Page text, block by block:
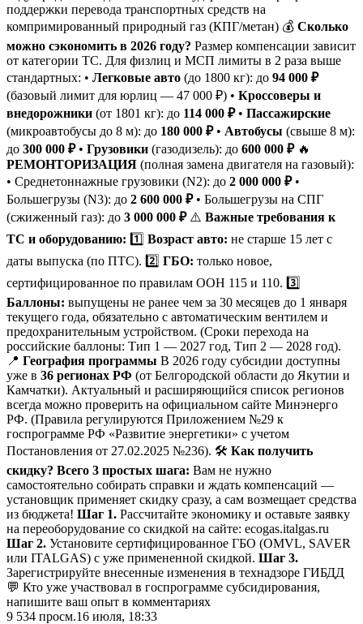
поддержки перевода транспортных средств на
компримированный природный газ (КПГ/метан) 💰 Сколько
можно сэкономить в 2026 году? Размер компенсации зависит
от категории ТС. Для физлиц и МСП лимиты в 2 раза выше
стандартных: • Легковые авто (до 1800 кг): до 94 000 ₽
(базовый лимит для юрлиц — 47 000 ₽) • Кроссоверы и
внедорожники (от 1801 кг): до 114 000 ₽• Пассажирские
(микроавтобусы до 8 м): до 180 000 ₽• Автобусы (свыше 8 м):
до 300 000 ₽• Грузовики (газодизель): до 600 000 ₽🔥
РЕМОНТОРИЗАЦИЯ (полная замена двигателя на газовый):
• Среднетоннажные грузовики (N2): до 2 000 000 ₽•
Большегрузы (N3): до 2 600 000 ₽• Большегрузы на СПГ
(сжиженный газ): до 3 000 000 ₽⚠️ Важные требования к
ТС и оборудованию: 1️⃣ Возраст авто: не старше 15 лет с
даты выпуска (по ПТС). 2️⃣ ГБО: только новое,
сертифицированное по правилам ООН 115 и 110. 3️⃣
Баллоны: выпущены не ранее чем за 30 месяцев до 1 января
текущего года, обязательно с автоматическим вентилем и
предохранительным устройством. (Сроки перехода на
российские баллоны: Тип 1 — 2027 год, Тип 2 — 2028 год).
📍 География программы В 2026 году субсидии доступны
уже в 36 регионах РФ (от Белгородской области до Якутии и
Камчатки). Актуальный и расширяющийся список регионов
всегда можно проверить на официальном сайте Минэнерго
РФ. (Правила регулируются Приложением №29 к
госпрограмме РФ «Развитие энергетики» с учетом
Постановления от 27.02.2025 №236). 🛠 Как получить
скидку? Всего 3 простых шага: Вам не нужно
самостоятельно собирать справки и ждать компенсаций —
установщик применяет скидку сразу, а сам возмещает средства
из бюджета! Шаг 1. Рассчитайте экономику и оставьте заявку
на переоборудование со скидкой на сайте: ecogas.italgas.ru
Шаг 2. Установите сертифицированное ГБО (OMVL, SAVER
или ITALGAS) с уже примененной скидкой. Шаг 3.
Зарегистрируйте внесенные изменения в технадзоре ГИБДД
💬 Кто уже участвовал в госпрограмме субсидирования,
напишите ваш опыт в комментариях
9 534 просм.16 июля, 18:33